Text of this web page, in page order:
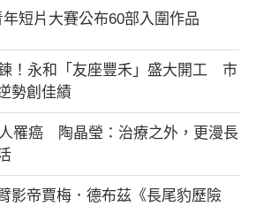
短片大賽公布60部入圍作品
！永和「友座豐禾」盛大開工 市
勢創佳績
罹癌 陶晶瑩：治療之外，更漫長
影帝賈梅．德布茲《長尾豹歷險